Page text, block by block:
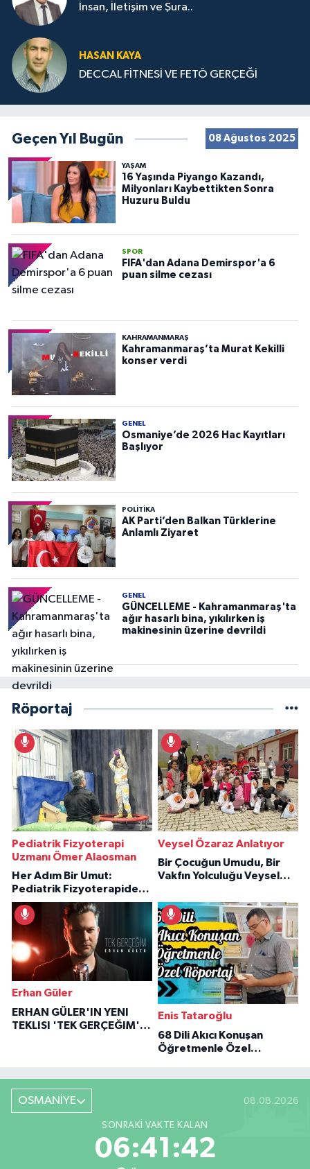
İnsan, İletişim ve Şura..
HASAN KAYA
DECCAL FİTNESİ VE FETÖ GERÇEĞİ
Geçen Yıl Bugün 08 Ağustos 2025
YAŞAM
16 Yaşında Piyango Kazandı,
Milyonları Kaybettikten Sonra
Huzuru Buldu
SPOR
FIFA'dan Adana Demirspor'a 6
puan silme cezası
KAHRAMANMARAŞ
Kahramanmaraş’ta Murat Kekilli
konser verdi
GENEL
Osmaniye’de 2026 Hac Kayıtları
Başlıyor
POLITIKA
AK Parti’den Balkan Türklerine
Anlamlı Ziyaret
GENEL
GÜNCELLEME - Kahramanmaraş'ta
ağır hasarlı bina, yıkılırken iş
makinesinin üzerine devrildi
Röportaj
Pediatrik Fizyoterapi
Uzmanı Ömer Alaosman
Her Adım Bir Umut:
Pediatrik Fizyoterapiden
İlham Veren Hikâyeler
Veysel Özaraz Anlatıyor
Bir Çocuğun Umudu, Bir
Vakfın Yolculuğu Veysel
Erhan Güler
ERHAN GÜLER'IN YENI
TEKLISI 'TEK GERÇEĞIM'LE
Enis Tataroğlu
68 Dili Akıcı Konuşan
Öğretmenle Özel
OSMANİYE 08.08.2026
SONRAKI VAKTE KALAN
06:41:41